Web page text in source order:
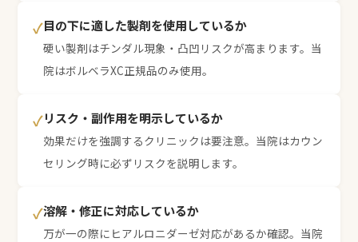
✓目の下に適した製剤を使用しているか
硬い製剤はチンダル現象・凸凹リスクが高まります。当
院はボルベラXC正規品のみ使用。
✓リスク・副作用を明示しているか
効果だけを強調するクリニックは要注意。当院はカウン
セリング時に必ずリスクを説明します。
✓溶解・修正に対応しているか
万が一の際にヒアルロニダーゼ対応があるか確認。当院